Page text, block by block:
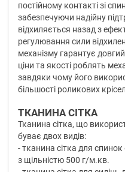
постійному контакті зі
забезпечуючи надійну
відхиляється назад з
регулювання сили
механізму гарантує
ціни та якості роблять
завдяки чому його
більшості роликових
ТКАНИНА СІТКА
Тканина сітка, що
буває двох видів:
- тканина сітка для
з щільністю 500 г/м.кв.